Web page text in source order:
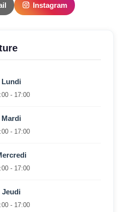
Instagram
Lundi
- 17:00
Mardi
- 17:00
- 17:00
Jeudi
- 17:00